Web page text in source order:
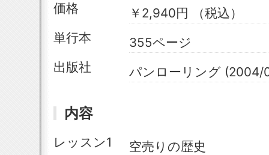
価格
￥2,940円 （税込）
単行本
355ページ
出版社
パンローリング (2004/
内容
レッスン1
空売りの歴史